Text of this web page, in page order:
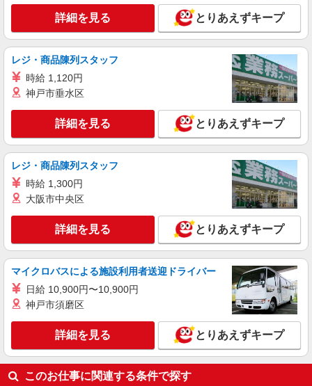
キープ 詳細を見る
派遣社員
株式会社kotrio /●OK-H-1975716
観音寺市｜シニア向けマンションでの生活サポ
時給1350円〜2062円 ＜日払い有/週払い有/交
通費全支給(ガソリン代含む)＞
観音寺市内に多数！
キープ 詳細を見る
派遣社員
株式会社kotrio /●OK-H-1816001
[ 綺麗 ]高級シニアマンションで生活ケア/見守
りなど/観音寺市
時給1450円〜2062円 ＜日払い有/週払い有/交
通費全支給(ガソリン代含む)＞
詳細を見る
笑歩会 豊浜
有料老人ホームの介護職員
詳細を見る とりあえずキープ
レジ・商品陳列スタッフ
時給 1,120円
神戸市垂水区
詳細を見る とりあえずキープ
レジ・商品陳列スタッフ
時給 1,300円
大阪市中央区
詳細を見る とりあえずキープ
マイクロバスによる施設利用者送迎ドライバー
日給 10,900円〜10,900円
神戸市須磨区
詳細を見る とりあえずキープ
このお仕事に関連する条件で探す